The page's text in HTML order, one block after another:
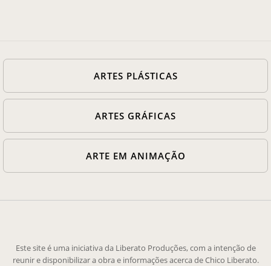
ARTES PLÁSTICAS
ARTES GRÁFICAS
ARTE EM ANIMAÇÃO
Este site é uma iniciativa da Liberato Produções, com a intenção de
reunir e disponibilizar a obra e informações acerca de Chico Liberato.